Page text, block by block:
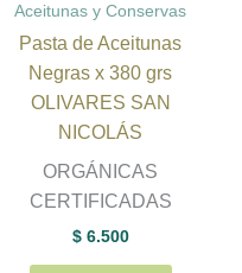
Aceitunas y Conservas
Pasta de Aceitunas
Negras x 380 grs
OLIVARES SAN
NICOLÁS
ORGÁNICAS
CERTIFICADAS
$6.500